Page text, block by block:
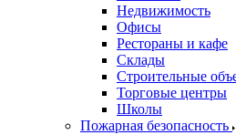
Недвижимость
Офисы
Рестораны и кафе
Склады
Строительные
Торговые центры
Школы
Пожарная безопасность